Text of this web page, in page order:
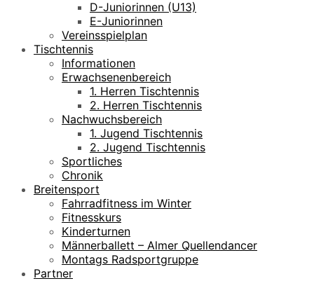
D-Juniorinnen (U13)
E-Juniorinnen
Vereinsspielplan
Tischtennis
Informationen
Erwachsenenbereich
1. Herren Tischtennis
2. Herren Tischtennis
Nachwuchsbereich
1. Jugend Tischtennis
2. Jugend Tischtennis
Sportliches
Chronik
Breitensport
Fahrradfitness im Winter
Fitnesskurs
Kinderturnen
Männerballett – Almer Quellendancer
Montags Radsportgruppe
Partner